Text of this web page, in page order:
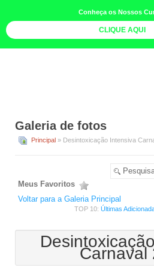
LIVROS
BOLETINS
PÓS-OFICINAS
Galeria de fotos
Principal » Desintoxicação Intensiva
Voltar para a Galeria Principal
Meus Favoritos
TOP 10: Últimas
Carnaval
Conheça os Nossos
CLIQUE AQUI